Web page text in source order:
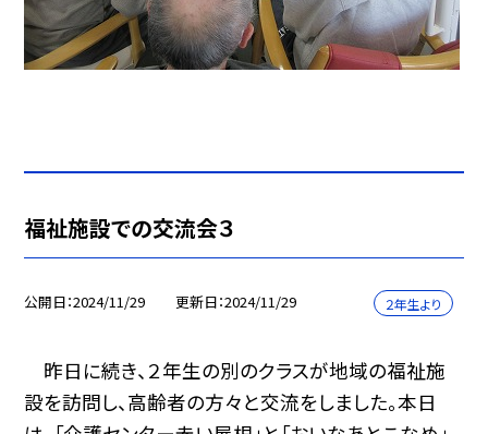
福祉施設での交流会３
公開日 2024/11/29 更新日 2024/11/29 ２年生より
昨日に続き、２年生の別のクラスが地域の福祉施
設を訪問し、高齢者の方々と交流をしました。本日